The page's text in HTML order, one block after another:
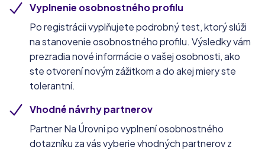
Vyplnenie osobnostného profilu
Po registrácii vyplňujete podrobný test, ktorý slúži
na stanovenie osobnostného profilu. Výsledky vám
prezradia nové informácie o vašej osobnosti, ako
ste otvorení novým zážitkom a do akej miery ste
tolerantní.
Vhodné návrhy partnerov
Partner Na Úrovni po vyplnení osobnostného
dotazníku za vás vyberie vhodných partnerov z